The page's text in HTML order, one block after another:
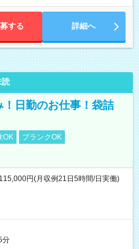
する 詳細へ
読
日勤のお仕事！袋詰
OK
ブランクOK
円(月収例21日5時間/日実働)
分